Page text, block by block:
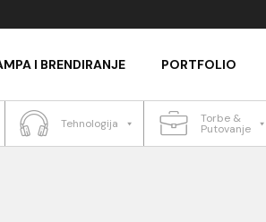
I BRENDIRANJE PORTFOLIO
Tehnologija Torbe &
Putovanje